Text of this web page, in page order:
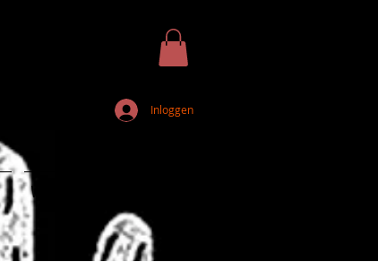
Inloggen
Webshop